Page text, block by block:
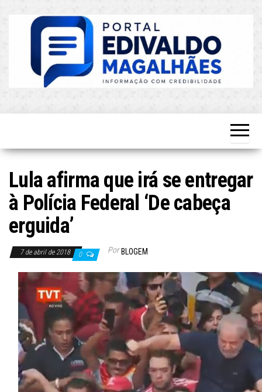
Atualizado!
Lula afirma que irá se entregar
à Polícia Federal ‘De cabeça
erguida’
7 de abril de 2018 0 Por BLOGEM